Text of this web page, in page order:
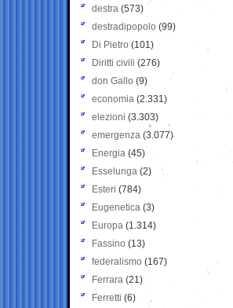
destra (573)
destradipopolo (99)
Di Pietro (101)
Diritti civili (276)
don Gallo (9)
economia (2.331)
elezioni (3.303)
emergenza (3.077)
Energia (45)
Esselunga (2)
Esteri (784)
Eugenetica (3)
Europa (1.314)
Fassino (13)
federalismo (167)
Ferrara (21)
Ferretti (6)